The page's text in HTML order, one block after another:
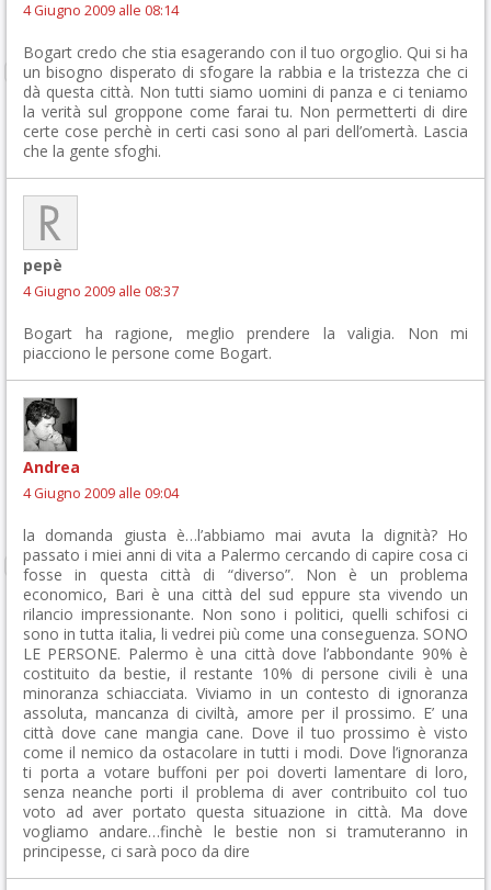
4 Giugno 2009 alle 08:14
Bogart credo che stia esagerando con il tuo orgoglio. Qui si ha
un bisogno disperato di sfogare la rabbia e la tristezza che ci
dà questa città. Non tutti siamo uomini di panza e ci teniamo
la verità sul groppone come farai tu. Non permetterti di dire
certe cose perchè in certi casi sono al pari dell’omertà. Lascia
che la gente sfoghi.
pepè
4 Giugno 2009 alle 08:37
Bogart ha ragione, meglio prendere la valigia. Non mi
piacciono le persone come Bogart.
Andrea
4 Giugno 2009 alle 09:04
la domanda giusta è…l’abbiamo mai avuta la dignità? Ho
passato i miei anni di vita a Palermo cercando di capire cosa ci
fosse in questa città di “diverso”. Non è un problema
economico, Bari è una città del sud eppure sta vivendo un
rilancio impressionante. Non sono i politici, quelli schifosi ci
sono in tutta italia, li vedrei più come una conseguenza. SONO
LE PERSONE. Palermo è una città dove l’abbondante 90% è
costituito da bestie, il restante 10% di persone civili è una
minoranza schiacciata. Viviamo in un contesto di ignoranza
assoluta, mancanza di civiltà, amore per il prossimo. E’ una
città dove cane mangia cane. Dove il tuo prossimo è visto
come il nemico da ostacolare in tutti i modi. Dove l’ignoranza
ti porta a votare buffoni per poi doverti lamentare di loro,
senza neanche porti il problema di aver contribuito col tuo
voto ad aver portato questa situazione in città. Ma dove
vogliamo andare…finchè le bestie non si tramuteranno in
principesse, ci sarà poco da dire